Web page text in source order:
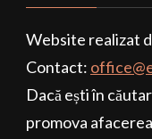
Website realizat
Contact:
Dacă ești în
promova